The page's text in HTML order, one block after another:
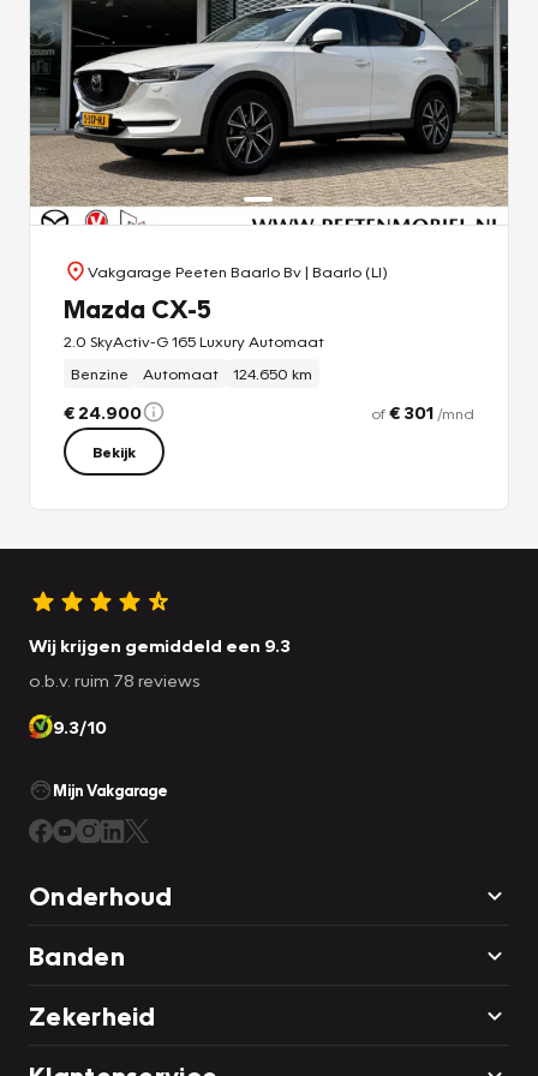
Afleverpakket Plus
, Premium Waxoylbehandeling,
Polijsten rondom, 1 fles Waxoyl Shampoo, volle tank
brandstof, 10% korting op accessoires tot 1 maand na
aankoop.
Op achteraf gemonteerde accessoires verlenen wij geen
garantie.
Vakgarage Peeten Baarlo Bv| Baarlo (LI)
Mazda CX-5
2.0 SkyActiv-G 165 Luxury Automaat
Benzine
Automaat 124.650 km
€ 24.900 of€ 301 /mnd
Bekijk
Wij krijgen gemiddeld een 9.3
o.b.v. ruim 78 reviews
9.3/10
Mijn Vakgarage
Onderhoud
Banden
Zekerheid